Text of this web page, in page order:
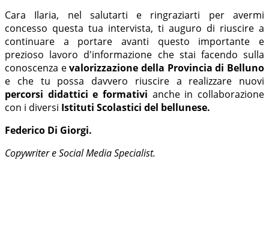
Cara Ilaria, nel salutarti e ringraziarti per avermi
concesso questa tua intervista, ti auguro di riuscire a
continuare a portare avanti questo importante e
prezioso lavoro d'informazione che stai facendo sulla
conoscenza evalorizzazione della Provincia di Belluno
e che tu possa davvero riuscire a realizzare nuovi
percorsi didattici e formativi anche in collaborazione
con i diversi Istituti Scolastici del bellunese.
Federico Di Giorgi.
Copywriter e Social Media Specialist.